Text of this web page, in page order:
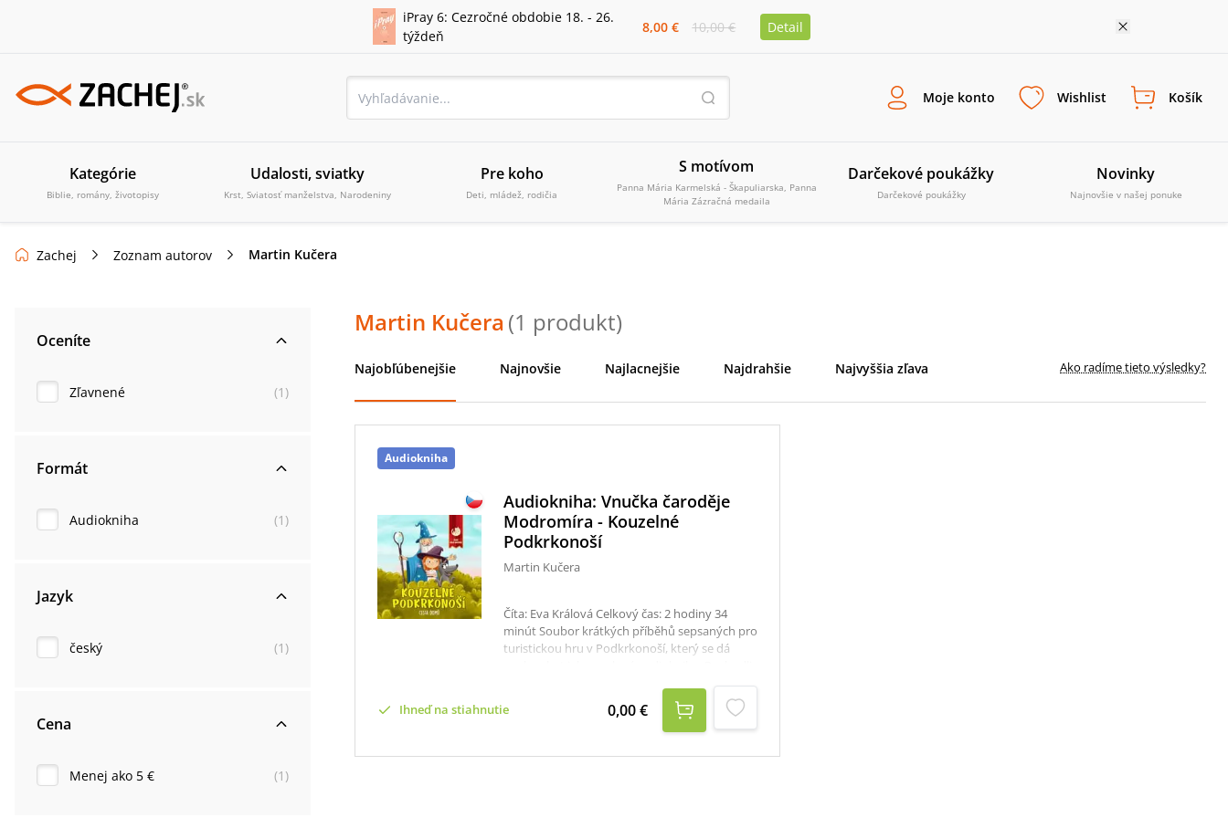
iPray 6: Cezročné obdobie 18. - 26.
týždeň
8,00 € 10,00 € Detail
Moje konto Wishlist Košík
Kategórie
Biblie, romány, životopisy
Udalosti, sviatky
Krst, Sviatosť manželstva, Narodeniny
Pre koho
Deti, mládež, rodičia
S motívom
Panna Mária Karmelská - Škapuliarska, Panna
Mária Zázračná medaila
Darčekové poukážky
Darčekové poukážky
Novinky
Najnovšie v našej ponuke
Zachej Zoznam autorov Martin Kučera
Oceníte
Zľavnené (1 )
Formát
Audiokniha (1 )
Jazyk
český (1 )
Cena
Menej ako 5 € (1 )
Martin Kučera (1 produkt)
Najobľúbenejšie Najnovšie Najlacnejšie Najdrahšie Najvyššia zľava Ako radíme tieto výsledky?
Audiokniha
Audiokniha: Vnučka čaroděje
Modromíra - Kouzelné
Podkrkonoší
Martin Kučera
Číta: Eva Králová Celkový čas: 2 hodiny 34
minút Soubor krátkých příběhů sepsaných pro
turistickou hru v Podkrkonoší, který se dá
jsme se ji nabídnout jako volné pokračování
Vnučky čaroděje Modromíra pro všechny děti,
které naše hrdiny milují. Audioknihu si můžete
poslechnout doma nebo vyrazit do
Podkrkonoší, místa navštívit a příslušné
Ihneď na stiahnutie 0,00 €